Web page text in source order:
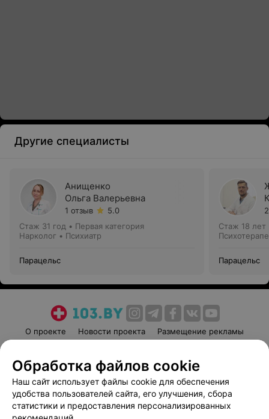
Другие специалисты
Анищенко
Ольга Валерьевна
1 отзыв
5.0
Стаж 31 год • Первая категория
Нарколог • Психиатр
Парацельс
Стаж 18 лет
Парацельс
О проекте Новости проекта
Размещение рекламы
Пользовательское соглашение
Способы оплаты
Вакансии
Партнеры
Написать руководителю 103.by
Обработка файлов cookie
Наш сайт использует файлы cookie для обеспечения
удобства пользователей сайта, его улучшения, сбора
статистики и предоставления персонализированных